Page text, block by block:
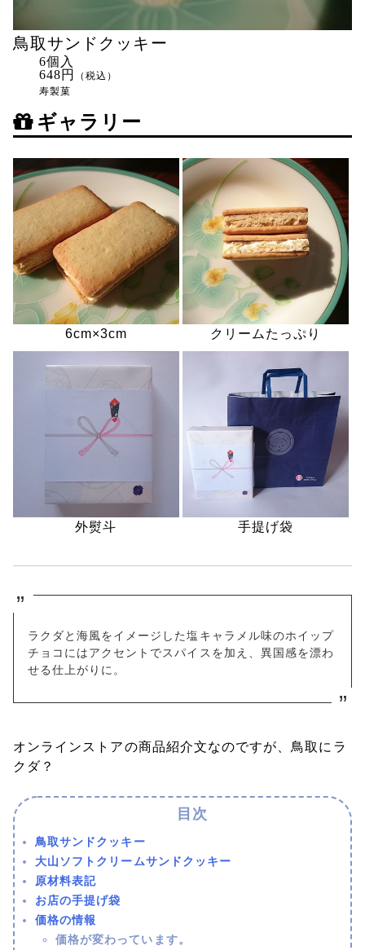
鳥取サンドクッキー
6個入
648円
（税込）
寿製菓
ギャラリー
6cm×3cm クリームたっぷり
外熨斗 手提げ袋
ラクダと海風をイメージした塩キャラメル味のホイップ
チョコにはアクセントでスパイスを加え、異国感を漂わ
せる仕上がりに。
オンラインストアの商品紹介文なのですが、鳥取にラ
クダ？
鳥取サンドクッキー
大山ソフトクリームサンドクッキー
原材料表記
お店の手提げ袋
価格の情報
価格が変わっています。